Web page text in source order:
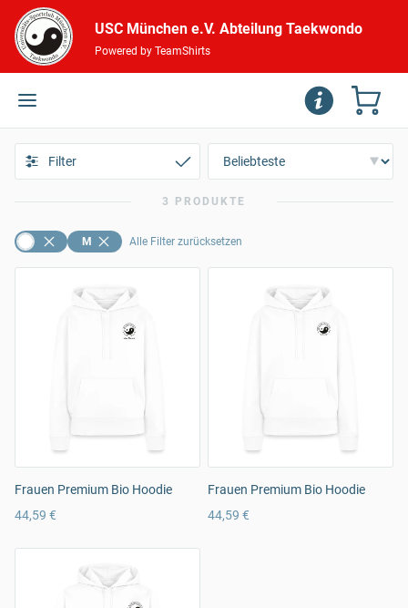
USC München e.V. Abteilung Taekwondo
Powered by TeamShirts
Filter
3 PRODUKTE
M Alle Filter zurücksetzen
Frauen Premium Bio Hoodie
44,59 €
Frauen Premium Bio Hoodie
44,59 €